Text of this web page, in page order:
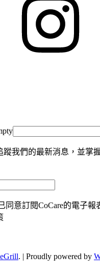
蹤我們的最新消息，並掌
同意訂閱CoCare的電子報
. | Proudly powered by